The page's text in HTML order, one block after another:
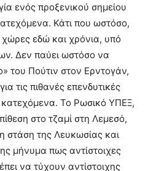
ενός προξενικού σημείου
Κάτι που ωστόσο,
χώρες εδώ και χρόνια, υπό
Δεν παύει ωστόσο να
του Πούτιν στον Ερντογάν,
τις πιθανές επενδυτικές
Το Ρωσικό ΥΠΕΞ,
στο τζαμί στη Λεμεσό,
στάση της Λευκωσίας και
μήνυμα πως αντίστοιχες
να τύχουν αντίστοιχης